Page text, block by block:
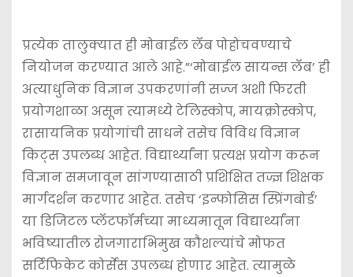
प्रत्येक तालुक्यात ही मोबाईल लॅब पोहोचवण्याचे
नियोजन करण्यात आले आहे.”‘मोबाईल सायन्स लॅब’ ही
अत्याधुनिक विज्ञान उपकरणांनी सज्ज अशी फिरती
प्रयोगशाळा असून त्यामध्ये टेलिस्कोप, मायक्रोस्कोप,
रासायनिक प्रयोगांची साधने तसेच विविध विज्ञान
किट्‌स उपलब्ध आहेत. विद्यार्थ्यांना प्रत्यक्ष प्रयोग करून
विज्ञान समजावून सांगण्यासाठी प्रशिक्षित तज्ज्ञ शिक्षक
मार्गदर्शन करणार आहेत. तसेच ‘इन्फोसिस स्प्रिंगबोर्ड’
या डिजिटल प्लॅटफॉर्मच्या माध्यमातून विद्यार्थ्यांना
भविष्यातील रोजगाराभिमुख कौशल्यांचे मोफत
सर्टिफिकेट कोर्सेस उपलब्ध होणार आहेत. त्यामुळे